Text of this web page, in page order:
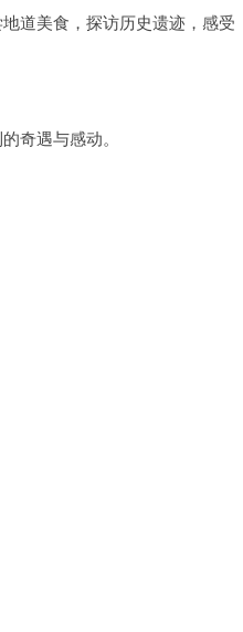
道美食，探访历史遗迹，感受
奇遇与感动。